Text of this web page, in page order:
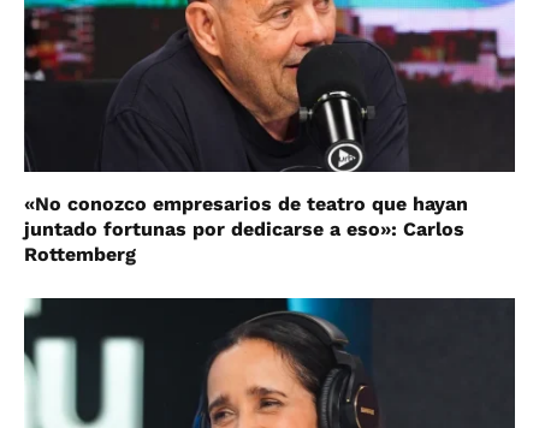
«No conozco empresarios de teatro que hayan
juntado fortunas por dedicarse a eso»: Carlos
Rottemberg